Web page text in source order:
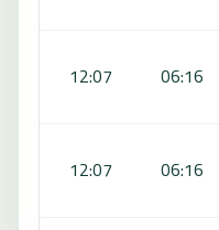
06:16
12:07
06:16
12:07